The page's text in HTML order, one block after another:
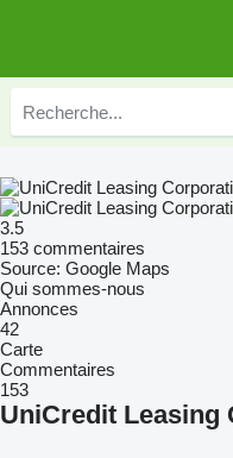
3.5
153 commentaires
Source: Google Maps
Qui sommes-nous
Annonces
42
Carte
Commentaires
153
UniCredit Leasing